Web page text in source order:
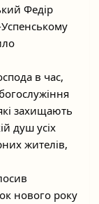
Федір
Успенському
в час,
захищають
душ усіх
жителів,
нового року